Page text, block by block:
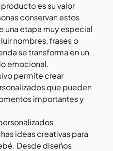
es su valor
conservan estos
una etapa muy especial
nombres, frases o
se transforma en un
emocional.
permite crear
que pueden
importantes y
ideas creativas para
Desde diseños